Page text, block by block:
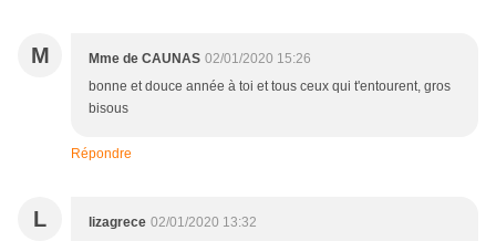
M Mme de CAUNAS 02/01/2020 15:26
bonne et douce année à toi et tous ceux qui t'entourent, gros
bisous
Répondre
L lizagrece 02/01/2020 13:32